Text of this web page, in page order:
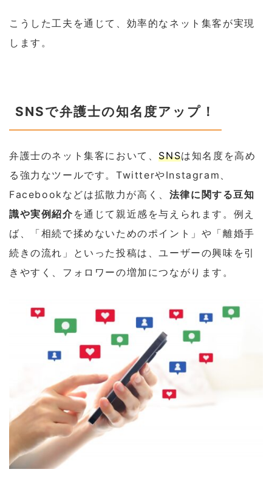
こうした工夫を通じて、効率的なネット集客が実現
します。
SNSで弁護士の知名度アップ！
弁護士のネット集客において、SNSは知名度を高め
る強力なツールです。TwitterやInstagram、
Facebookなどは拡散力が高く、 法律に関する豆知
識や実例紹介 を通じて親近感を与えられます。例え
ば、「相続で揉めないためのポイント」や「離婚手
続きの流れ」といった投稿は、ユーザーの興味を引
きやすく、フォロワーの増加につながります。